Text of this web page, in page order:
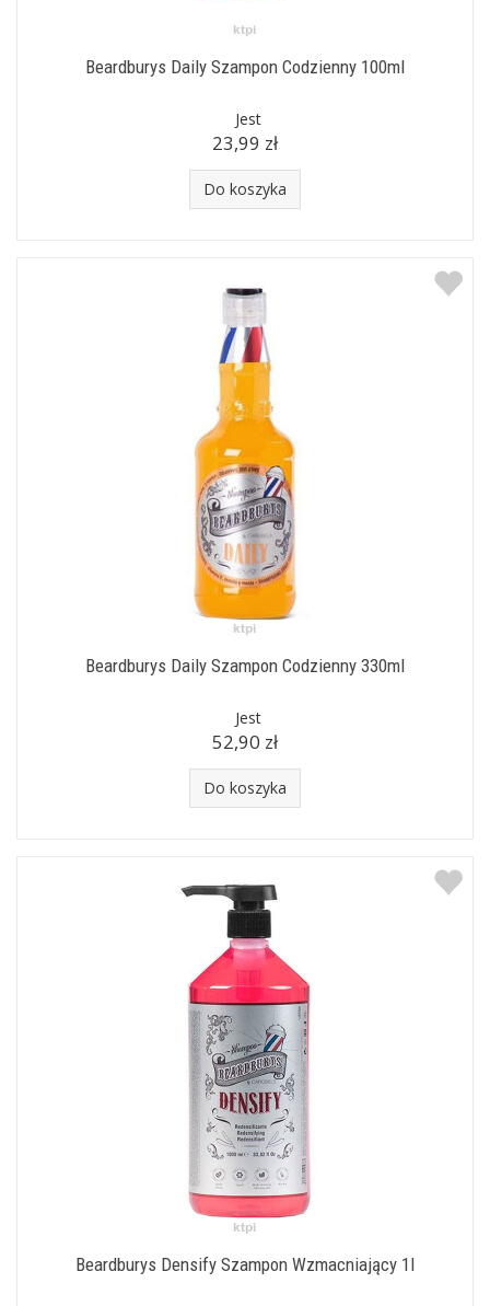
Beardburys Daily Szampon Codzienny 100ml
Jest
23,99 zł
Do koszyka
Beardburys Daily Szampon Codzienny 330ml
Jest
52,90 zł
Do koszyka
Beardburys Densify Szampon Wzmacniający 1l